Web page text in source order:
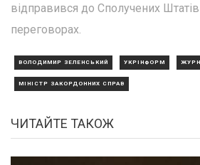
відправився до Сполучених
переговорах.
ВОЛОДИМИР ЗЕЛЕНСЬКИЙ УКРІНФОРМ
МІНІСТР ЗАКОРДОННИХ СПРАВ
ЧИТАЙТЕ ТАКОЖ